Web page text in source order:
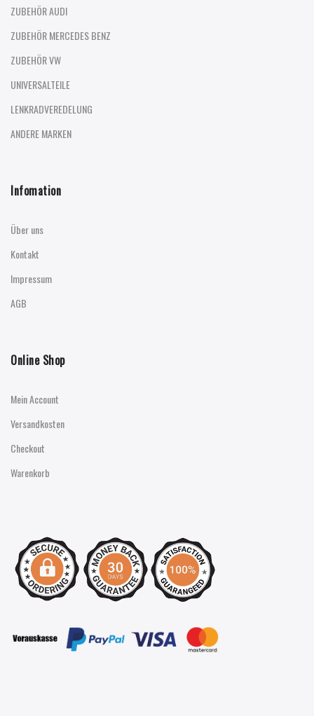
ZUBEHÖR AUDI
ZUBEHÖR MERCEDES BENZ
ZUBEHÖR VW
UNIVERSALTEILE
LENKRADVEREDELUNG
ANDERE MARKEN
Infomation
Über uns
Kontakt
Impressum
AGB
Online Shop
Mein Account
Versandkosten
Checkout
Warenkorb